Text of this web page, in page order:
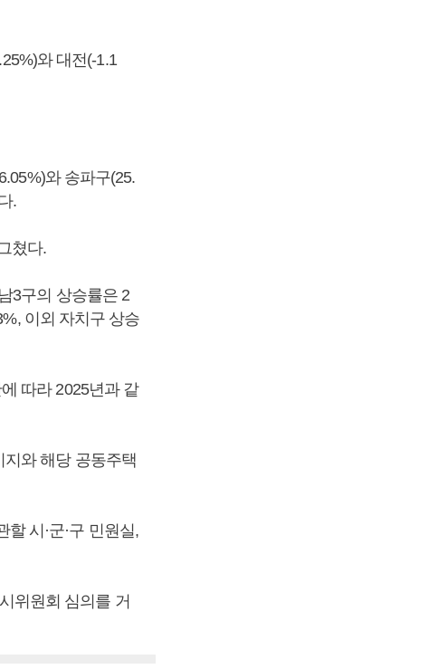
와 대전(-1.1
와 송파구(25.
.
쳤다.
3구의 상승률은 2
이외 자치구 상승
따라 2025년과 같
지와 해당 공동주택
시·군·구 민원실,
위원회 심의를 거